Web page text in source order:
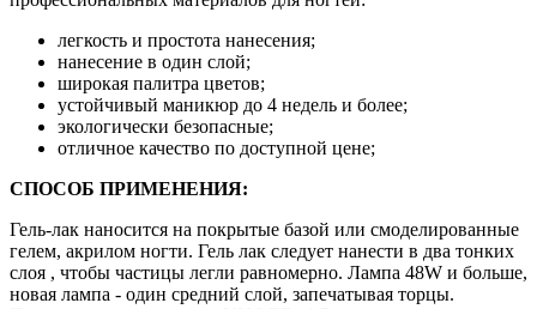
легкость и простота нанесения;
нанесение в один слой;
широкая палитра цветов;
устойчивый маникюр до 4 недель и более;
экологически безопасные;
отличное качество по доступной цене;
СПОСОБ ПРИМЕНЕНИЯ:
Гель-лак наносится на покрытые базой или смоделированные
гелем, акрилом ногти. Гель лак следует нанести в два тонких
слоя , чтобы частицы легли равномерно. Лампа 48W и больше,
новая лампа - один средний слой, запечатывая торцы.